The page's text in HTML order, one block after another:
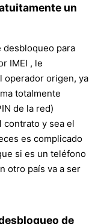
un
para
IMEI , le
operador origen, ya
totalmente
de la red)
contrato y sea el
es complicado
si es un teléfono
otro país va a ser
de